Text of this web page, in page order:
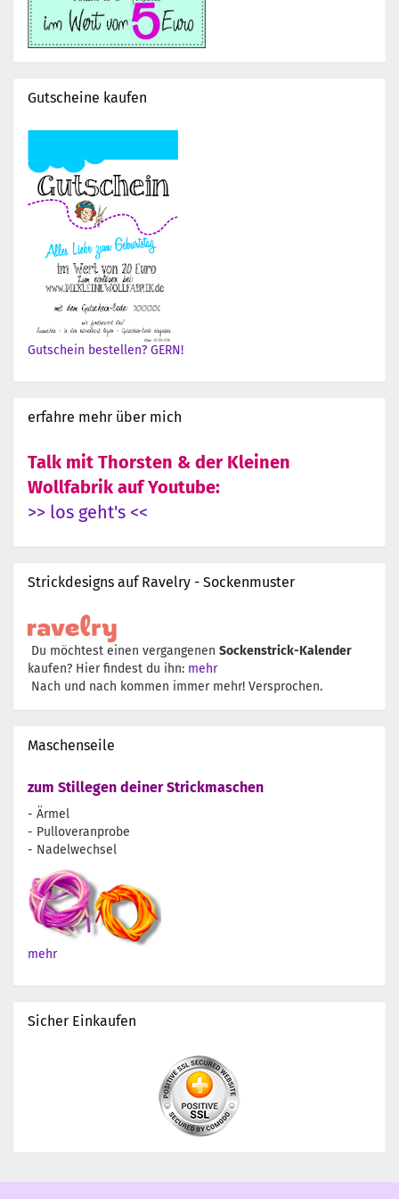
Gutscheine kaufen
Gutschein bestellen? GERN!
erfahre mehr über mich
Talk mit Thorsten & der Kleinen
Wollfabrik auf Youtube:
>> los geht's <<
Strickdesigns auf Ravelry - Sockenmuster
Du möchtest einen vergangenen Sockenstrick-Kalender
kaufen? Hier findest du ihn: mehr
Nach und nach kommen immer mehr! Versprochen.
Maschenseile
zum Stillegen deiner Strickmaschen
- Ärmel
- Pulloveranprobe
- Nadelwechsel
mehr
Sicher Einkaufen